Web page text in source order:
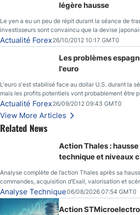
légère hausse
Le yen a eu un peu de répit durant la séance de
investisseurs sont convaincu que la devise
sécuritaire devrait chuter de façon importante après la réunion de la Banque du
Japon la semaine prochaine.
Actualité Forex26/10/2012 10:17 GMT0
Les problèmes
l'euro
L'euro s'est stabilisé face au dollar U.S. durant la
mais les profits potentiels vont probablement être
événements liés au renflouement en Espagne,
investisseurs.
Actualité Forex26/09/2012 09:43 GMT0
View More Articles
Related News
Action Thales :
technique et niveaux
Analyse complète de l’action Thales après sa
commandes, acquisition d’Exail, valorisation et
Analyse Technique06/08/2026 07:54 GMT0
Action